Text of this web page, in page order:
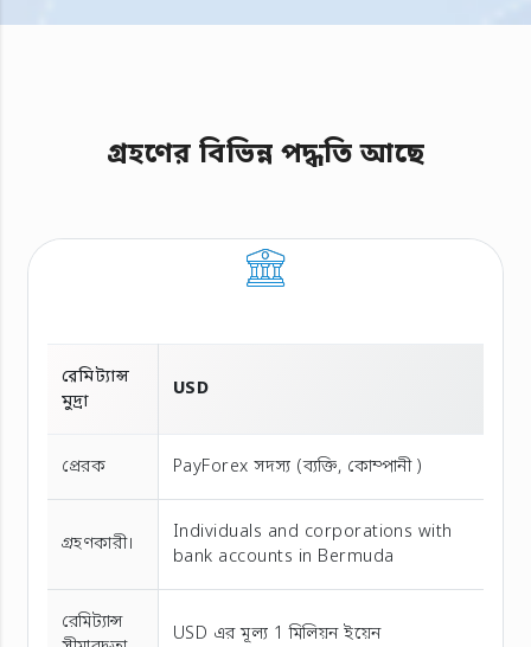
গ্রহণের বিভিন্ন পদ্ধতি আছে
রেমিট্যান্স
মুদ্রা
USD
প্রেরক PayForex সদস্য (ব্যক্তি, কোম্পানী )
গ্রহণকারী।
Individuals and corporations with
bank accounts in Bermuda
রেমিট্যান্স
USD এর মূল্য 1 মিলিয়ন ইয়েন